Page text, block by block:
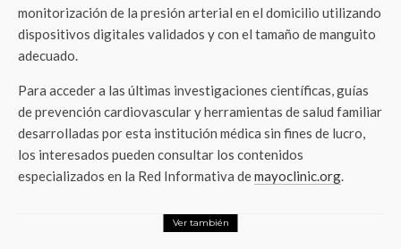
monitorización de la presión arterial en el domicilio utilizando
dispositivos digitales validados y con el tamaño de manguito
adecuado.
Para acceder a las últimas investigaciones científicas, guías
de prevención cardiovascular y herramientas de salud familiar
desarrolladas por esta institución médica sin fines de lucro,
los interesados pueden consultar los contenidos
especializados en la Red Informativa demayoclinic.org.
Ver también